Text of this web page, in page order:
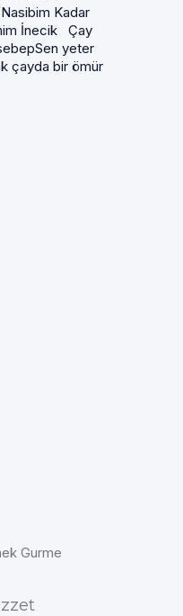
Kadar
İnecik Çay
yeter
çayda bir ömür
Gurme